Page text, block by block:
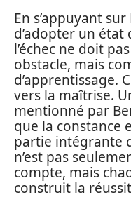
En s’appuyant
d’adopter un état
l’échec ne doit
obstacle, mais
d’apprentissage.
vers la maîtrise.
mentionné par
que la constance
partie intégrante
n’est pas
compte, mais
construit la